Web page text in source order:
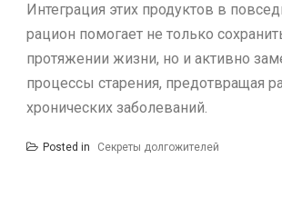
Интеграция этих продуктов в
рацион помогает не только
протяжении жизни, но и активно
процессы старения, предотвращая
хронических заболеваний.
Posted in Секреты долгожителей